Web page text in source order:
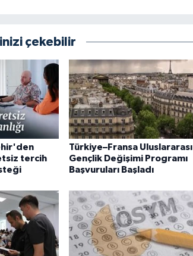
çekebilir
tercih
Türkiye–Fransa Uluslararası
Gençlik Değişimi Programı
Başvuruları Başladı